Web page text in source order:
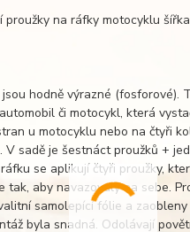
proužky na ráfky motocyklu
hodně výrazné (fosforové).
či motocykl, která
u motocyklu nebo na čtyři
V sadě je šestnáct proužků +
se aplikují čtyři proužky,
tak, aby navazovaly na sebe.
samolepící fólie a
byla snadná. Odolávají